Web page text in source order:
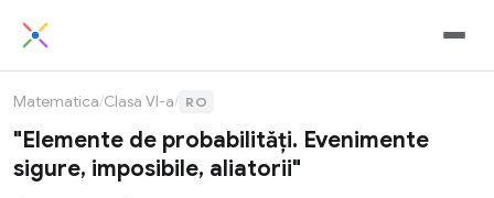
Matematica/Clasa VI-a/ RO
"Elemente de probabilități. Evenimente
sigure, imposibile, aliatorii"